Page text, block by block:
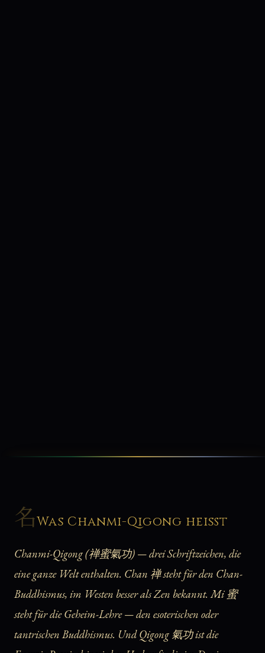
名Was Chanmi-Qigong heißt
Chanmi-Qigong (禅蜜氣功) — drei Schriftzeichen, die
eine ganze Welt enthalten. Chan 禅 steht für den Chan-
Buddhismus, im Westen besser als Zen bekannt.Mi蜜
steht für die Geheim-Lehre — den esoterischen oder
tantrischen Buddhismus. UndQigong 氣功 ist die